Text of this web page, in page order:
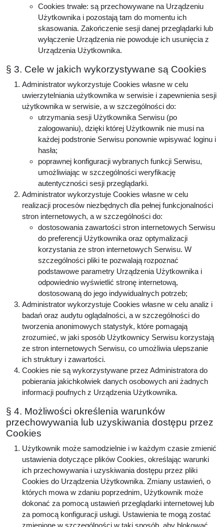
Cookies trwałe: są przechowywane na Urządzeniu
Użytkownika i pozostają tam do momentu ich
skasowania. Zakończenie sesji danej przeglądarki lub
wyłączenie Urządzenia nie powoduje ich usunięcia z
Urządzenia Użytkownika.
§ 3. Cele w jakich wykorzystywane są Cookies
Administrator wykorzystuje Cookies własne w celu
uwierzytelniania użytkownika w serwisie i zapewnienia sesji
użytkownika w serwisie, a w szczególności do:
utrzymania sesji Użytkownika Serwisu (po
zalogowaniu), dzięki której Użytkownik nie musi na
każdej podstronie Serwisu ponownie wpisywać loginu i
hasła;
poprawnej konfiguracji wybranych funkcji Serwisu,
umożliwiając w szczególności weryfikację
autentyczności sesji przeglądarki.
Administrator wykorzystuje Cookies własne w celu
realizacji procesów niezbędnych dla pełnej funkcjonalności
stron internetowych, a w szczególności do:
dostosowania zawartości stron internetowych Serwisu
do preferencji Użytkownika oraz optymalizacji
korzystania ze stron internetowych Serwisu. W
szczególności pliki te pozwalają rozpoznać
podstawowe parametry Urządzenia Użytkownika i
odpowiednio wyświetlić stronę internetową,
dostosowaną do jego indywidualnych potrzeb;
Administrator wykorzystuje Cookies własne w celu analiz i
badań oraz audytu oglądalności, a w szczególności do
tworzenia anonimowych statystyk, które pomagają
zrozumieć, w jaki sposób Użytkownicy Serwisu korzystają
ze stron internetowych Serwisu, co umożliwia ulepszanie
ich struktury i zawartości.
Cookies nie są wykorzystywane przez Administratora do
pobierania jakichkolwiek danych osobowych ani żadnych
informacji poufnych z Urządzenia Użytkownika.
§ 4. Możliwości określenia warunków
przechowywania lub uzyskiwania dostępu przez
Cookies
Użytkownik może samodzielnie i w każdym czasie zmienić
ustawienia dotyczące plików Cookies, określając warunki
ich przechowywania i uzyskiwania dostępu przez pliki
Cookies do Urządzenia Użytkownika. Zmiany ustawień, o
których mowa w zdaniu poprzednim, Użytkownik może
dokonać za pomocą ustawień przeglądarki internetowej lub
za pomocą konfiguracji usługi. Ustawienia te mogą zostać
zmienione w szczególności w taki sposób, aby blokować